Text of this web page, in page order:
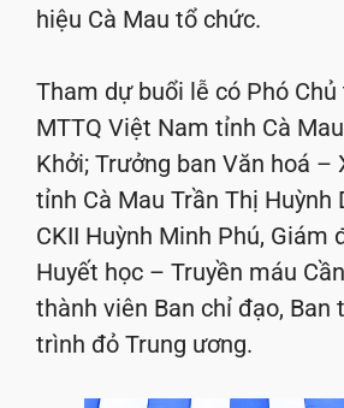
hiệu Cà Mau tổ chức.
Tham dự buổi lễ có Phó Chủ
MTTQ Việt Nam tỉnh Cà
Khởi; Trưởng ban Văn hoá –
tỉnh Cà Mau Trần Thị Huỳnh
CKII Huỳnh Minh Phú, Giám
Huyết học – Truyền máu
thành viên Ban chỉ đạo, Ban
trình đỏ Trung ương.